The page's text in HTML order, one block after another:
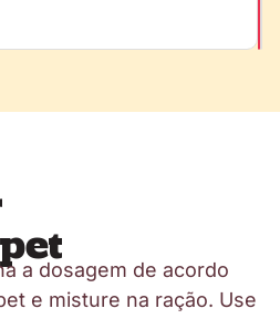
a dosagem de acordo
e misture na ração. Use